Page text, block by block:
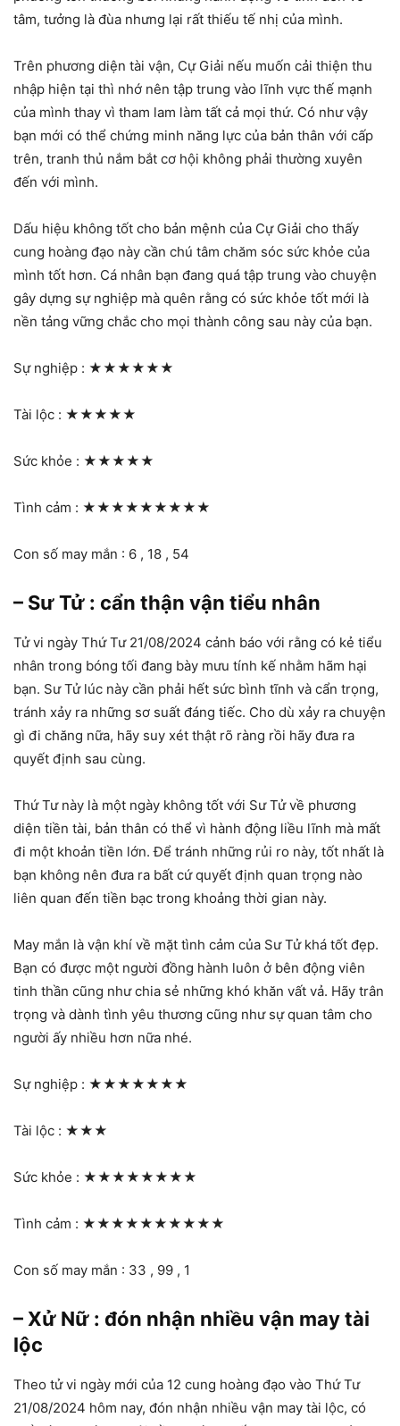
tâm, tưởng là đùa nhưng lại rất thiếu tế nhị của mình.
Trên phương diện tài vận, Cự Giải nếu muốn cải thiện thu
nhập hiện tại thì nhớ nên tập trung vào lĩnh vực thế mạnh
của mình thay vì tham lam làm tất cả mọi thứ. Có như vậy
bạn mới có thể chứng minh năng lực của bản thân với cấp
trên, tranh thủ nắm bắt cơ hội không phải thường xuyên
đến với mình.
Dấu hiệu không tốt cho bản mệnh của Cự Giải cho thấy
cung hoàng đạo này cần chú tâm chăm sóc sức khỏe của
mình tốt hơn. Cá nhân bạn đang quá tập trung vào chuyện
gây dựng sự nghiệp mà quên rằng có sức khỏe tốt mới là
nền tảng vững chắc cho mọi thành công sau này của bạn.
Sự nghiệp : ★★★★★★
Tài lộc : ★★★★★
Sức khỏe : ★★★★★
Tình cảm : ★★★★★★★★★
Con số may mắn : 6 , 18 , 54
– Sư Tử : cẩn thận vận tiểu nhân
Tử vi ngày Thứ Tư 21/08/2024 cảnh báo với rằng có kẻ tiểu
nhân trong bóng tối đang bày mưu tính kế nhằm hãm hại
bạn. Sư Tử lúc này cần phải hết sức bình tĩnh và cẩn trọng,
tránh xảy ra những sơ suất đáng tiếc. Cho dù xảy ra chuyện
gì đi chăng nữa, hãy suy xét thật rõ ràng rồi hãy đưa ra
quyết định sau cùng.
Thứ Tư này là một ngày không tốt với Sư Tử về phương
diện tiền tài, bản thân có thể vì hành động liều lĩnh mà mất
đi một khoản tiền lớn. Để tránh những rủi ro này, tốt nhất là
bạn không nên đưa ra bất cứ quyết định quan trọng nào
liên quan đến tiền bạc trong khoảng thời gian này.
May mắn là vận khí về mặt tình cảm của Sư Tử khá tốt đẹp.
Bạn có được một người đồng hành luôn ở bên động viên
tinh thần cũng như chia sẻ những khó khăn vất vả. Hãy trân
trọng và dành tình yêu thương cũng như sự quan tâm cho
người ấy nhiều hơn nữa nhé.
Sự nghiệp : ★★★★★★★
Tài lộc : ★★★
Sức khỏe : ★★★★★★★★
Tình cảm : ★★★★★★★★★★
Con số may mắn : 33 , 99 , 1
– Xử Nữ : đón nhận nhiều vận may tài
lộc
Theo tử vi ngày mới của 12 cung hoàng đạo vào Thứ Tư
21/08/2024 hôm nay, đón nhận nhiều vận may tài lộc, có